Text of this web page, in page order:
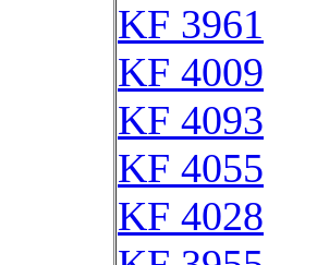
KF 3961
KF 4009
KF 4093
KF 4055
KF 4028